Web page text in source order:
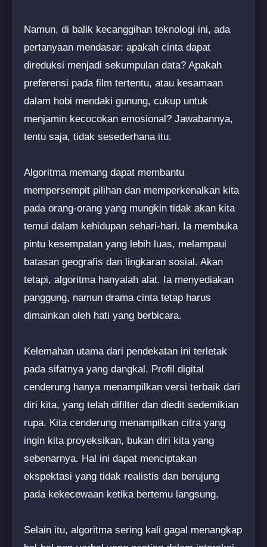
Namun, di balik kecanggihan teknologi ini, ada
pertanyaan mendasar: apakah cinta dapat
direduksi menjadi sekumpulan data? Apakah
preferensi pada film tertentu, atau kesamaan
dalam hobi mendaki gunung, cukup untuk
menjamin kecocokan emosional? Jawabannya,
tentu saja, tidak sesederhana itu.
Algoritma memang dapat membantu
mempersempit pilihan dan memperkenalkan kita
pada orang-orang yang mungkin tidak akan kita
temui dalam kehidupan sehari-hari. Ia membuka
pintu kesempatan yang lebih luas, melampaui
batasan geografis dan lingkaran sosial. Akan
tetapi, algoritma hanyalah alat. Ia menyediakan
panggung, namun drama cinta tetap harus
dimainkan oleh hati yang berbicara.
Kelemahan utama dari pendekatan ini terletak
pada sifatnya yang dangkal. Profil digital
cenderung hanya menampilkan versi terbaik dari
diri kita, yang telah difilter dan diedit sedemikian
rupa. Kita cenderung menampilkan citra yang
ingin kita proyeksikan, bukan diri kita yang
sebenarnya. Hal ini dapat menciptakan
ekspektasi yang tidak realistis dan berujung
pada kekecewaan ketika bertemu langsung.
Selain itu, algoritma sering kali gagal menangkap